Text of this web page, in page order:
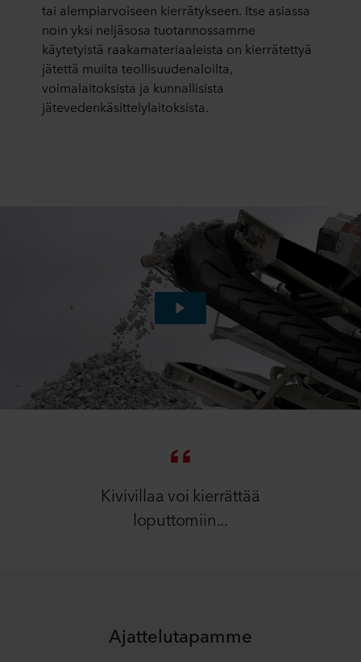
tai alempiarvoiseen kierrätykseen. Itse asiassa
noin yksi neljäsosa tuotannossamme
käytetyistä raakamateriaaleista on kierrätettyä
jätettä muilta teollisuudenaloilta,
voimalaitoksista ja kunnallisista
jätevedenkäsittelylaitoksista.
Kivivillaa voi kierrättää
loputtomiin...
Ajattelutapamme